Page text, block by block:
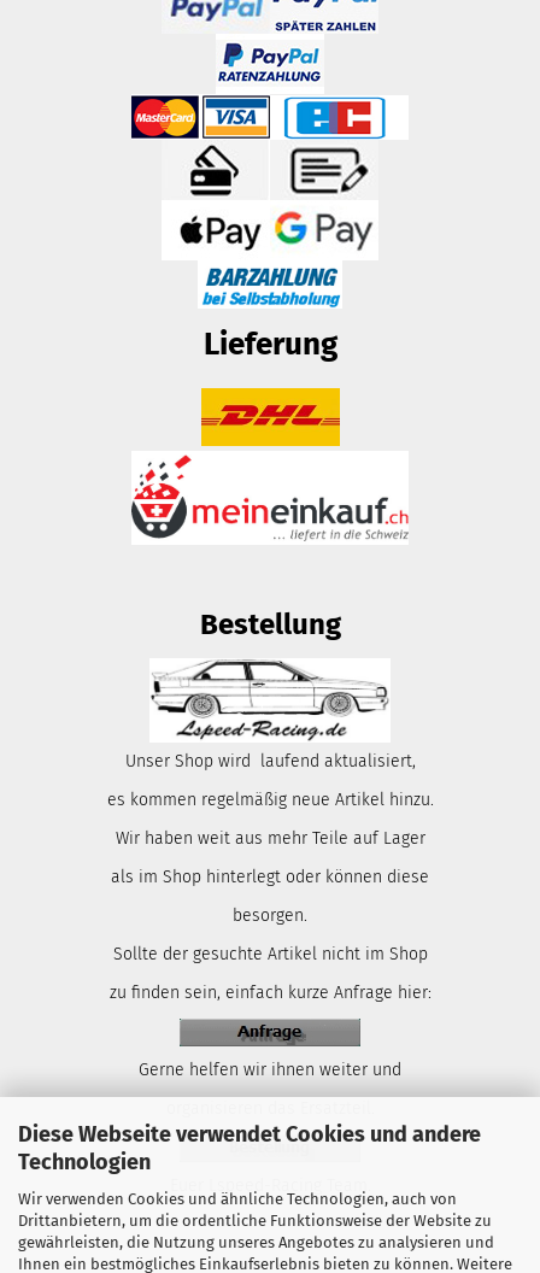
Diese Webseite verwendet Cookies und andere
Technologien
Wir verwenden Cookies und ähnliche Technologien, auch von
Drittanbietern, um die ordentliche Funktionsweise der Website zu
gewährleisten, die Nutzung unseres Angebotes zu analysieren und
Ihnen ein bestmögliches Einkaufserlebnis bieten zu können. Weitere
Lieferung
Bestellung
Unser Shop wird laufend aktualisiert,
es kommen regelmäßig neue Artikel hinzu.
Wir haben weit aus mehr Teile auf Lager
als im Shop hinterlegt oder können diese
besorgen.
Sollte der gesuchte Artikel nicht im Shop
zu finden sein, einfach kurze Anfrage hier:
Gerne helfen wir ihnen weiter und